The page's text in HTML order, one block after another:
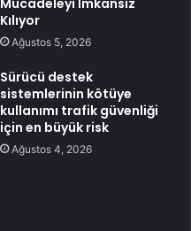
Mücadeleyi İmkansız
Kılıyor
Ağustos 5, 2026
Sürücü destek
sistemlerinin kötüye
kullanımı trafik güvenliği
için en büyük risk
Ağustos 4, 2026